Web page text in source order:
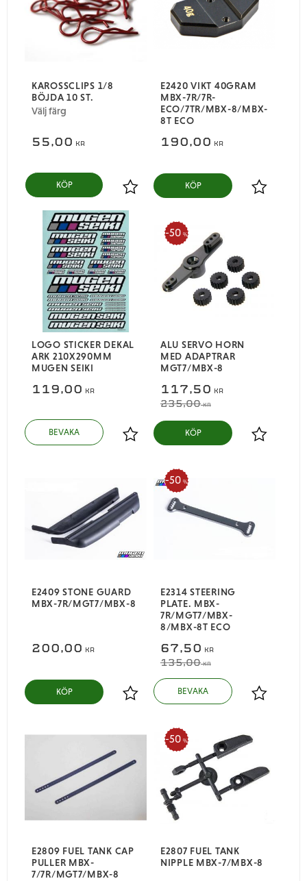
KAROSSCLIPS 1/8
BÖJDA 10 ST.
Välj färg
55,00 KR
Lägg till i favoriter
E2420 VIKT 40GRAM
MBX-7R/7R-
ECO/7TR/MBX-8/MBX-
8T ECO
190,00 KR
Lägg till i
KÖP
LOGO STICKER DEKAL
ARK 210X290MM
MUGEN SEIKI
119,00 KR
Lägg till i favoriter
ALU SERVO HORN
MED ADAPTRAR
MGT7/MBX-8
117,50 KR
235,00KR
50 %
Lägg till i
KÖP
E2409 STONE GUARD
MBX-7R/MGT7/MBX-8
200,00 KR
Lägg till i favoriter
KÖP
E2314 STEERING
PLATE. MBX-
7R/MGT7/MBX-
8/MBX-8T ECO
67,50 KR
135,00KR
50 %
Lägg till i
E2809 FUEL TANK CAP
PULLER MBX-
7/7R/MGT7/MBX-8
E2807 FUEL TANK
NIPPLE MBX-7/MBX-8
50 %